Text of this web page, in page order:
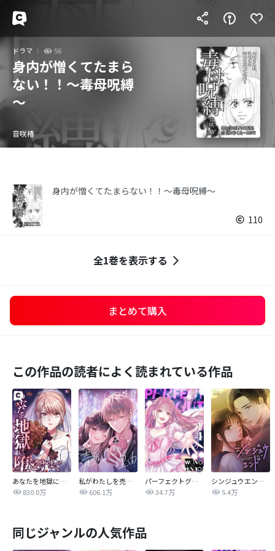
ドラマ 56
身内が憎くてたまら
ない！！～毒母呪縛
～
音咲椿
身内が憎くてたまらない！！～毒母呪縛～
110
全1巻を表示する
まとめて購入
この作品の読者によく読まれている作品
あなたを地獄に堕とすまで
830.0万
私がわたしを売る理由
606.1万
パーフェクトグリッター
34.7万
シンジュウエンド【タテヨミ】
5.4万
同じジャンルの人気作品